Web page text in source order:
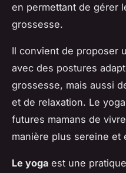
en permettant de gérer
grossesse.
Il convient de proposer
avec des postures
grossesse, mais aussi
et de relaxation. Le
futures mamans de
manière plus sereine et
Le yoga est une